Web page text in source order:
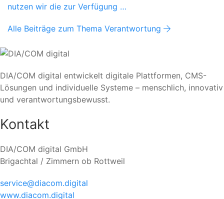
nutzen wir die zur Verfügung …
Alle Beiträge zum Thema Verantwortung
DIA/COM digital entwickelt digitale Plattformen, CMS-
Lösungen und individuelle Systeme – menschlich, innovativ
und verantwortungsbewusst.
Kontakt
DIA/COM digital GmbH
Brigachtal / Zimmern ob Rottweil
service@diacom.digital
www.diacom.digital